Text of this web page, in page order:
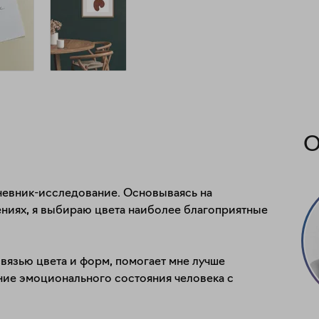
исследование. Основываясь на
я выбираю цвета наиболее благоприятные
цвета и форм, помогает мне лучше
эмоционального состояния человека с